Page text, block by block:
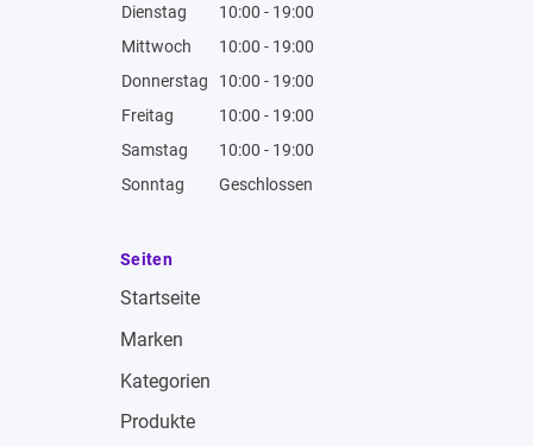
Dienstag
10:00 - 19:00
Mittwoch
10:00 - 19:00
Donnerstag
10:00 - 19:00
Freitag
10:00 - 19:00
Samstag
10:00 - 19:00
Sonntag
Geschlossen
Seiten
Startseite
Marken
Kategorien
Produkte